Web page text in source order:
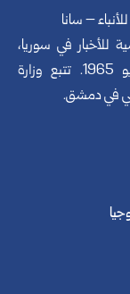
– سانا
للأخبار في سوريا،
تأسست في 24 يونيو 1965. تتبع وزارة
في دمشق.